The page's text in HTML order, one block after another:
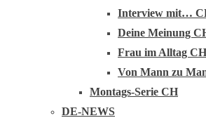
Interview mit…
Deine Meinung
Frau im Alltag CH
Von Mann zu
Montags-Serie CH
DE-NEWS